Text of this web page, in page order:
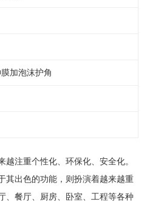
加泡沫护角
注重个性化、环保化、安全化。
其出色的功能，则扮演着越来越重
、餐厅、厨房、卧室、工程等各种